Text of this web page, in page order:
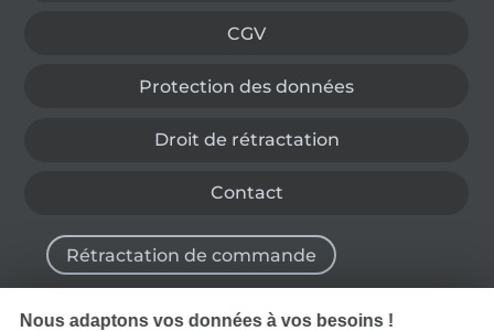
CGV
Protection des données
Droit de rétractation
Contact
Rétractation de commande
Nous adaptons vos données à vos besoins !